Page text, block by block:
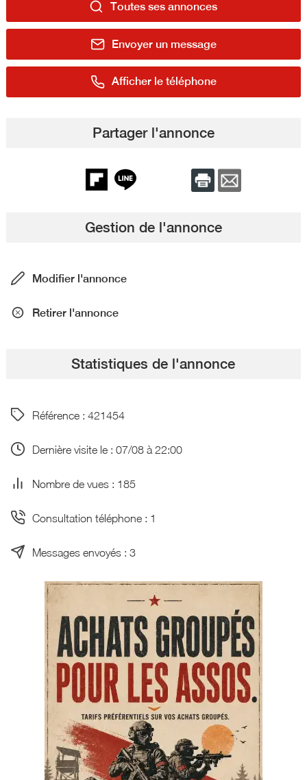
Toutes ses annonces
Envoyer un message
Afficher le téléphone
Partager l'annonce
Gestion de l'annonce
Modifier l'annonce
Retirer l'annonce
Statistiques de l'annonce
Référence : 421454
Dernière visite le : 07/08 à 22:00
Nombre de vues : 185
Consultation téléphone : 1
Messages envoyés : 3